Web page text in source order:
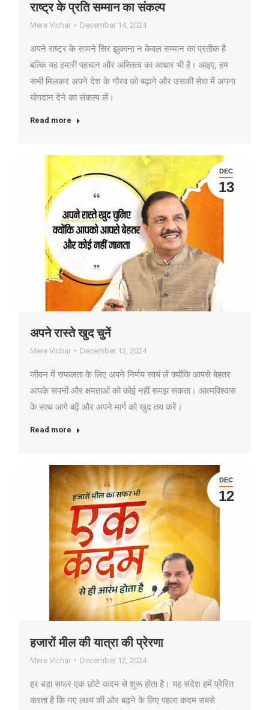
राष्ट्र के प्रति सम्मान का संकल्प
Mere Vichar December 14, 2024
अपने राष्ट्र के सामने सिर झुकाना न केवल सम्मान का प्रतीक है
बल्कि यह हमारी पहचान और अस्तित्व का आधार भी है। आइए, हम
सभी मिलकर अपने देश के गौरव को बढ़ाने और उसकी सेवा में अपना
योगदान देने का संकल्प लें।
Read more
DEC
13
अपने रास्ते खुद चुनें
Mere Vichar December 13, 2024
जीवन में सफलता के लिए अपने निर्णय स्वयं लें क्योंकि आपसे बेहतर
आपके सपनों और क्षमताओं को कोई नहीं समझ सकता। आत्मविश्वास
के साथ आगे बढ़ें और अपने मार्ग को खुद तय करें।
Read more
DEC
12
हजारों मील की यात्रा की प्रेरणा
Mere Vichar December 12, 2024
हर बड़ा सफर एक छोटे कदम से शुरू होता है। यह संदेश हमें प्रेरित
करता है कि नए लक्ष्य की ओर बढ़ने के लिए पहला कदम सबसे